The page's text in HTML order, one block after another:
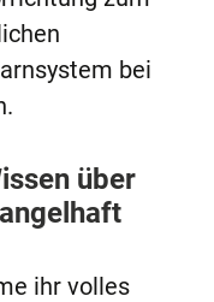
bei
über
ihr volles